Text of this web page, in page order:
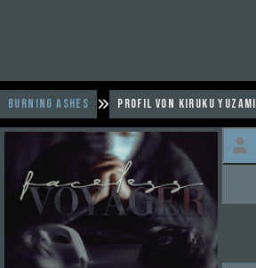
Burning Ashes Profil von Kiruku Yuzami